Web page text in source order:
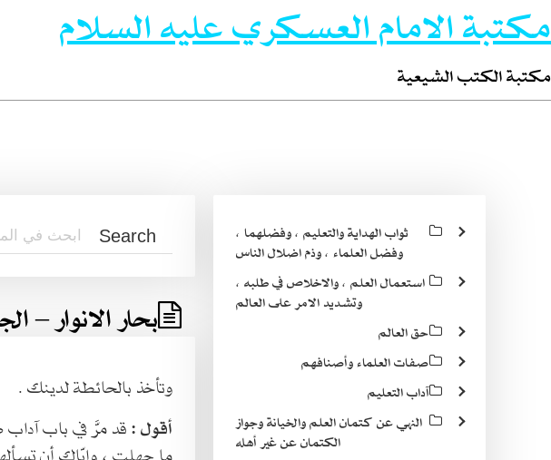
مكتبة الامام العسكري عليه السلام
مكتبة الكتب الشيعية
بحار الانوار –
وتأخذ بالحائطة لدينك .
أقول :قد مرَّ في باب آداب طلب العلم (1) عن
ثواب الهداية والتعليم ، وفضلهما ،
وفضل العلماء ، وذم اضلال الناس
استعمال العلم ، والاخلاص في طلبه ،
وتشديد الامر على العالم
حق العالم
صفات العلماء وأصنافهم
آداب التعليم
النهي عن كتمان العلم والخيانة وجواز
الكتمان عن غير أهله